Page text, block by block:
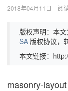
2018年04月11日 阅
版权声明：本
SA 版权协议，
本文链接：
masonry-layout